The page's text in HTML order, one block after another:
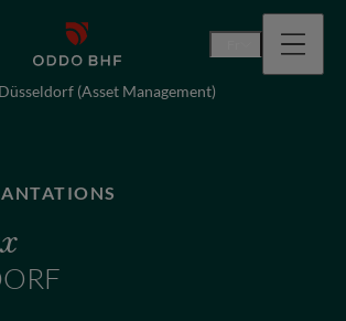
Düsseldorf (Asset Management)